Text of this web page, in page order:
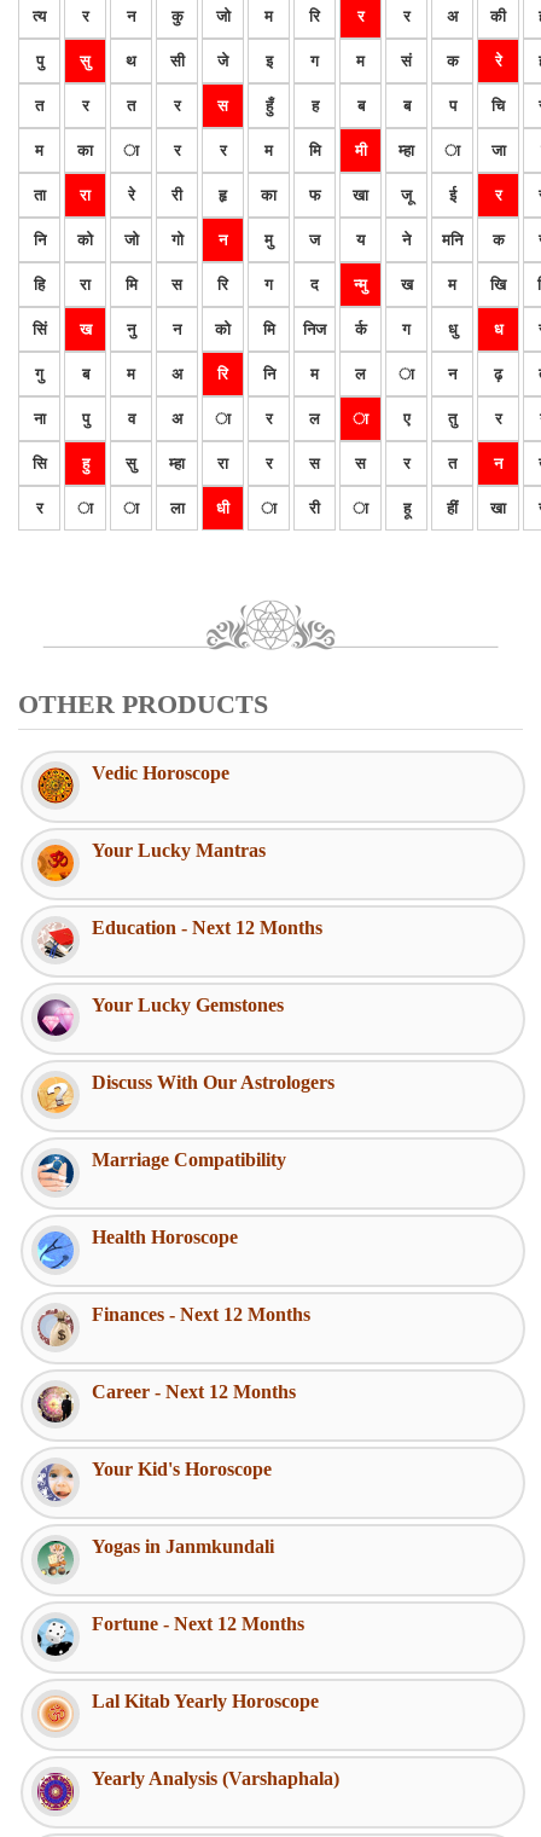
त्य र न कु जो म रि र र अ की
पु सु थ सी जे इ ग म सं क रे
त र त र स हुँ ह ब ब प चि
म का ा र र म मि मी म्हा ा जा
ता रा रे री हृ का फ खा जू ई र
नि को जो गो न मु ज य ने मनि क
हि रा मि स रि ग द न्मु ख म खि
सिं ख नु न को मि निज र्क ग धु ध
गु ब म अ रि नि म ल ा न ढ़
ना पु व अ ा र ल ा ए तु र
सि हु सु म्हा रा र स स र त न
र ा ा ला धी ा री ा हू हीं खा
OTHER PRODUCTS
Vedic Horoscope
Your Lucky Mantras
Education - Next 12 Months
Your Lucky Gemstones
Discuss With Our Astrologers
Marriage Compatibility
Health Horoscope
Finances - Next 12 Months
Career - Next 12 Months
Your Kid's Horoscope
Yogas in Janmkundali
Fortune - Next 12 Months
Lal Kitab Yearly Horoscope
Yearly Analysis (Varshaphala)